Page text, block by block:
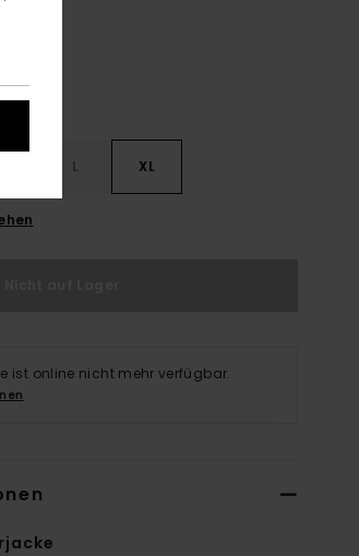
L XL
ist online nicht mehr verfügbar.